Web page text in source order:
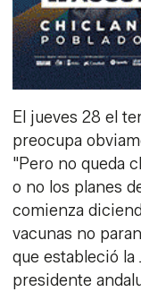
El jueves 28 el
preocupa
"Pero no queda
o no los planes
comienza
vacunas no
que estableció la
presidente